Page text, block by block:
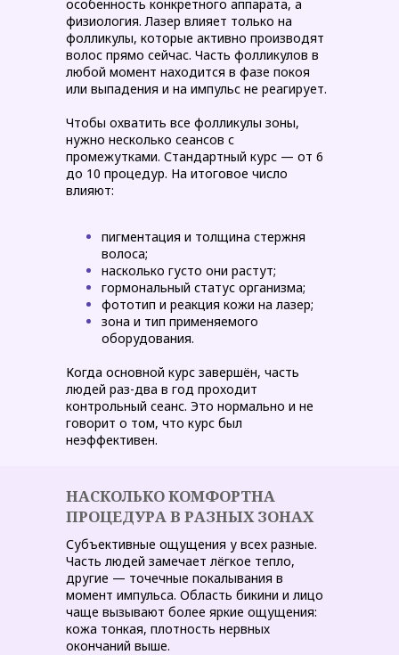
особенность конкретного аппарата, а
физиология. Лазер влияет только на
фолликулы, которые активно производят
волос прямо сейчас. Часть фолликулов в
любой момент находится в фазе покоя
или выпадения и на импульс не реагирует.
Чтобы охватить все фолликулы зоны,
нужно несколько сеансов с
промежутками. Стандартный курс — от 6
до 10 процедур. На итоговое число
влияют:
пигментация и толщина стержня
волоса;
насколько густо они растут;
гормональный статус организма;
фототип и реакция кожи на лазер;
зона и тип применяемого
оборудования.
Когда основной курс завершён, часть
людей раз-два в год проходит
контрольный сеанс. Это нормально и не
говорит о том, что курс был
неэффективен.
НАСКОЛЬКО КОМФОРТНА
ПРОЦЕДУРА В РАЗНЫХ ЗОНАХ
Субъективные ощущения у всех разные.
Часть людей замечает лёгкое тепло,
другие — точечные покалывания в
момент импульса. Область бикини и лицо
чаще вызывают более яркие ощущения:
кожа тонкая, плотность нервных
окончаний выше.